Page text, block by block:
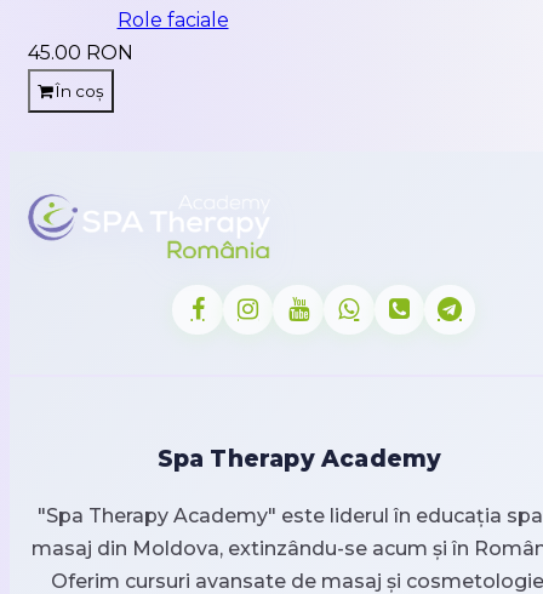
Role faciale
45.00 RON
În coș
Spa Therapy Academy
"Spa Therapy Academy" este liderul în educația
masaj din Moldova, extinzându-se acum și în
Oferim cursuri avansate de masaj și